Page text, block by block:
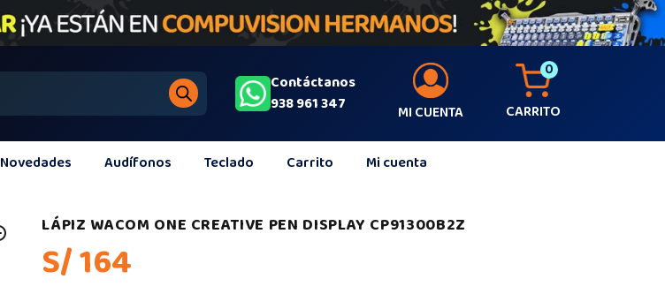
Contáctanos
938 961 347
MI CUENTA
0
CARRITO
Novedades Audífonos Teclado Carrito Mi cuenta
LÁPIZ WACOM ONE CREATIVE PEN DISPLAY CP91300B2Z
S/ 164